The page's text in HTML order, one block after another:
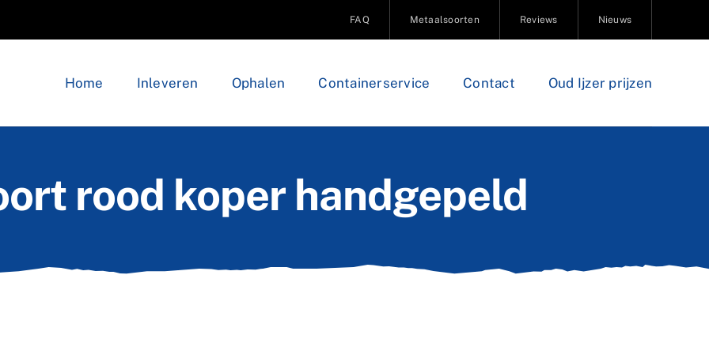
FAQ Metaalsoorten Reviews Nieuws
Home Inleveren Ophalen Containerservice Contact Oud Ijzer prijzen
rood koper handgepeld